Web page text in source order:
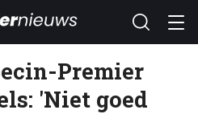
Premier
'Niet goed